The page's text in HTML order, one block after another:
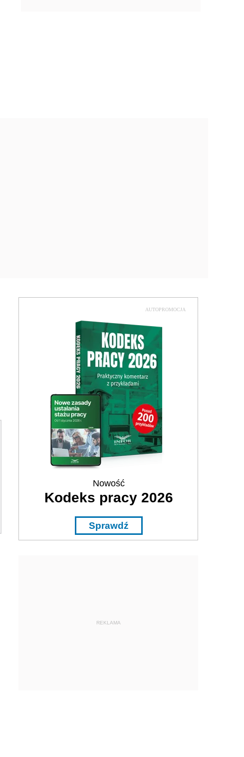
AUTOPROMOCJA
Nowość
Kodeks pracy 2026
Sprawdź
REKLAMA